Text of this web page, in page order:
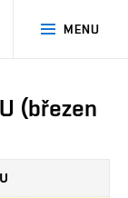
MENU
(březen